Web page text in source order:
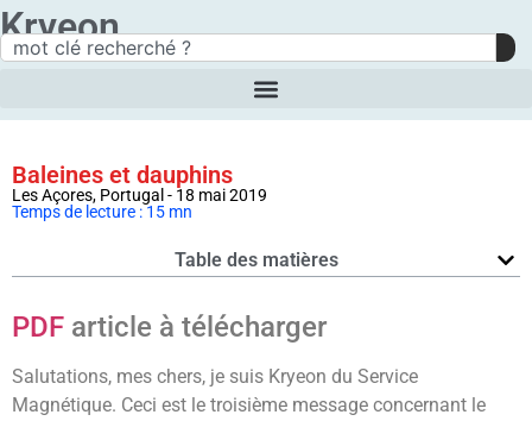
Kryeon
Baleines et dauphins
Les Açores, Portugal - 18 mai 2019
Temps de lecture : 15 mn
Table des matières
PDF article à télécharger
Salutations, mes chers, je suis Kryeon du Service
Magnétique. Ceci est le troisième message concernant le